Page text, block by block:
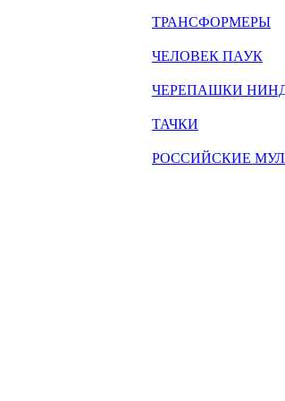
ТРАНСФОРМЕРЫ
ЧЕЛОВЕК ПАУК
ЧЕРЕПАШКИ
ТАЧКИ
РОССИЙСКИЕ